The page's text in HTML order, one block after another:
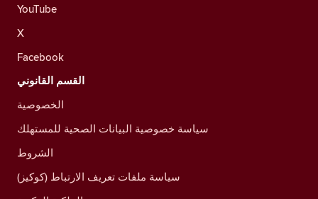
YouTube
X
Facebook
القسم القانوني
الخصوصية
سياسة خصوصية البيانات الصحية للمستهلك
الشروط
سياسة ملفات تعريف الارتباط (كوكيز)